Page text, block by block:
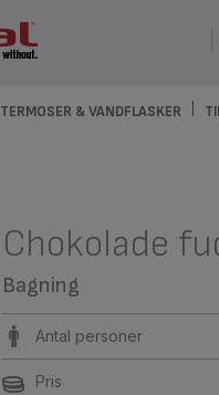
TERMOSER & VANDFLASKER
Chokolade
Bagning
Antal personer
Pris